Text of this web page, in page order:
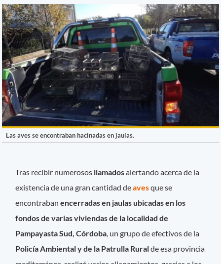
Las aves se encontraban hacinadas en jaulas.
Tras recibir numerosos llamadosalertando acerca de la
existencia de una gran cantidad deavesque se
encontraban encerradas en jaulas ubicadas en los
fondos de varias viviendas de la localidad de
Pampayasta Sud, Córdoba , un grupo de efectivos de la
Policía Ambiental y de la Patrulla Ruralde esa provincia